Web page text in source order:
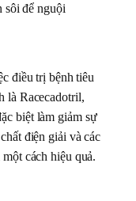
sôi để nguội
điều trị bệnh tiêu
là Racecadotril,
biệt làm giảm sự
điện giải và các
cách hiệu quả.